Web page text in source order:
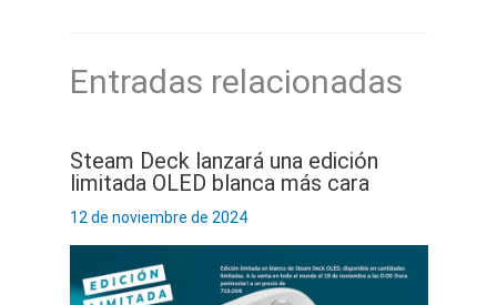
Entradas relacionadas
Steam Deck lanzará una edición
limitada OLED blanca más cara
12 de noviembre de 2024